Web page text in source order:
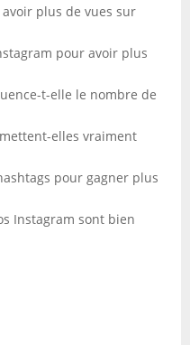
plus de vues sur
pour avoir plus
t-elle le nombre de
elles vraiment
pour gagner plus
Instagram sont bien